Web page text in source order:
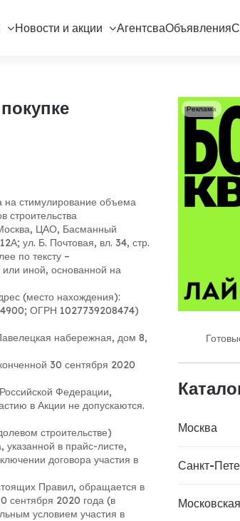
Новости и акции АгентсваОбъявления
на стимулирование объема
строительства
Москва, ЦАО, Басманный
ул. Б. Почтовая, вл. 34, стр.
по тексту –
или иной, основанной на
(место нахождения):
ОГРН 1027739208474)
набережная, дом 8,
30 сентября 2020
Федерации,
в Акции не допускаются.
строительстве)
в прайс-листе,
договора участия в
Правил, обращается в
сентября 2020 года (в
условием участия в
Реклама
Москва
Санкт-